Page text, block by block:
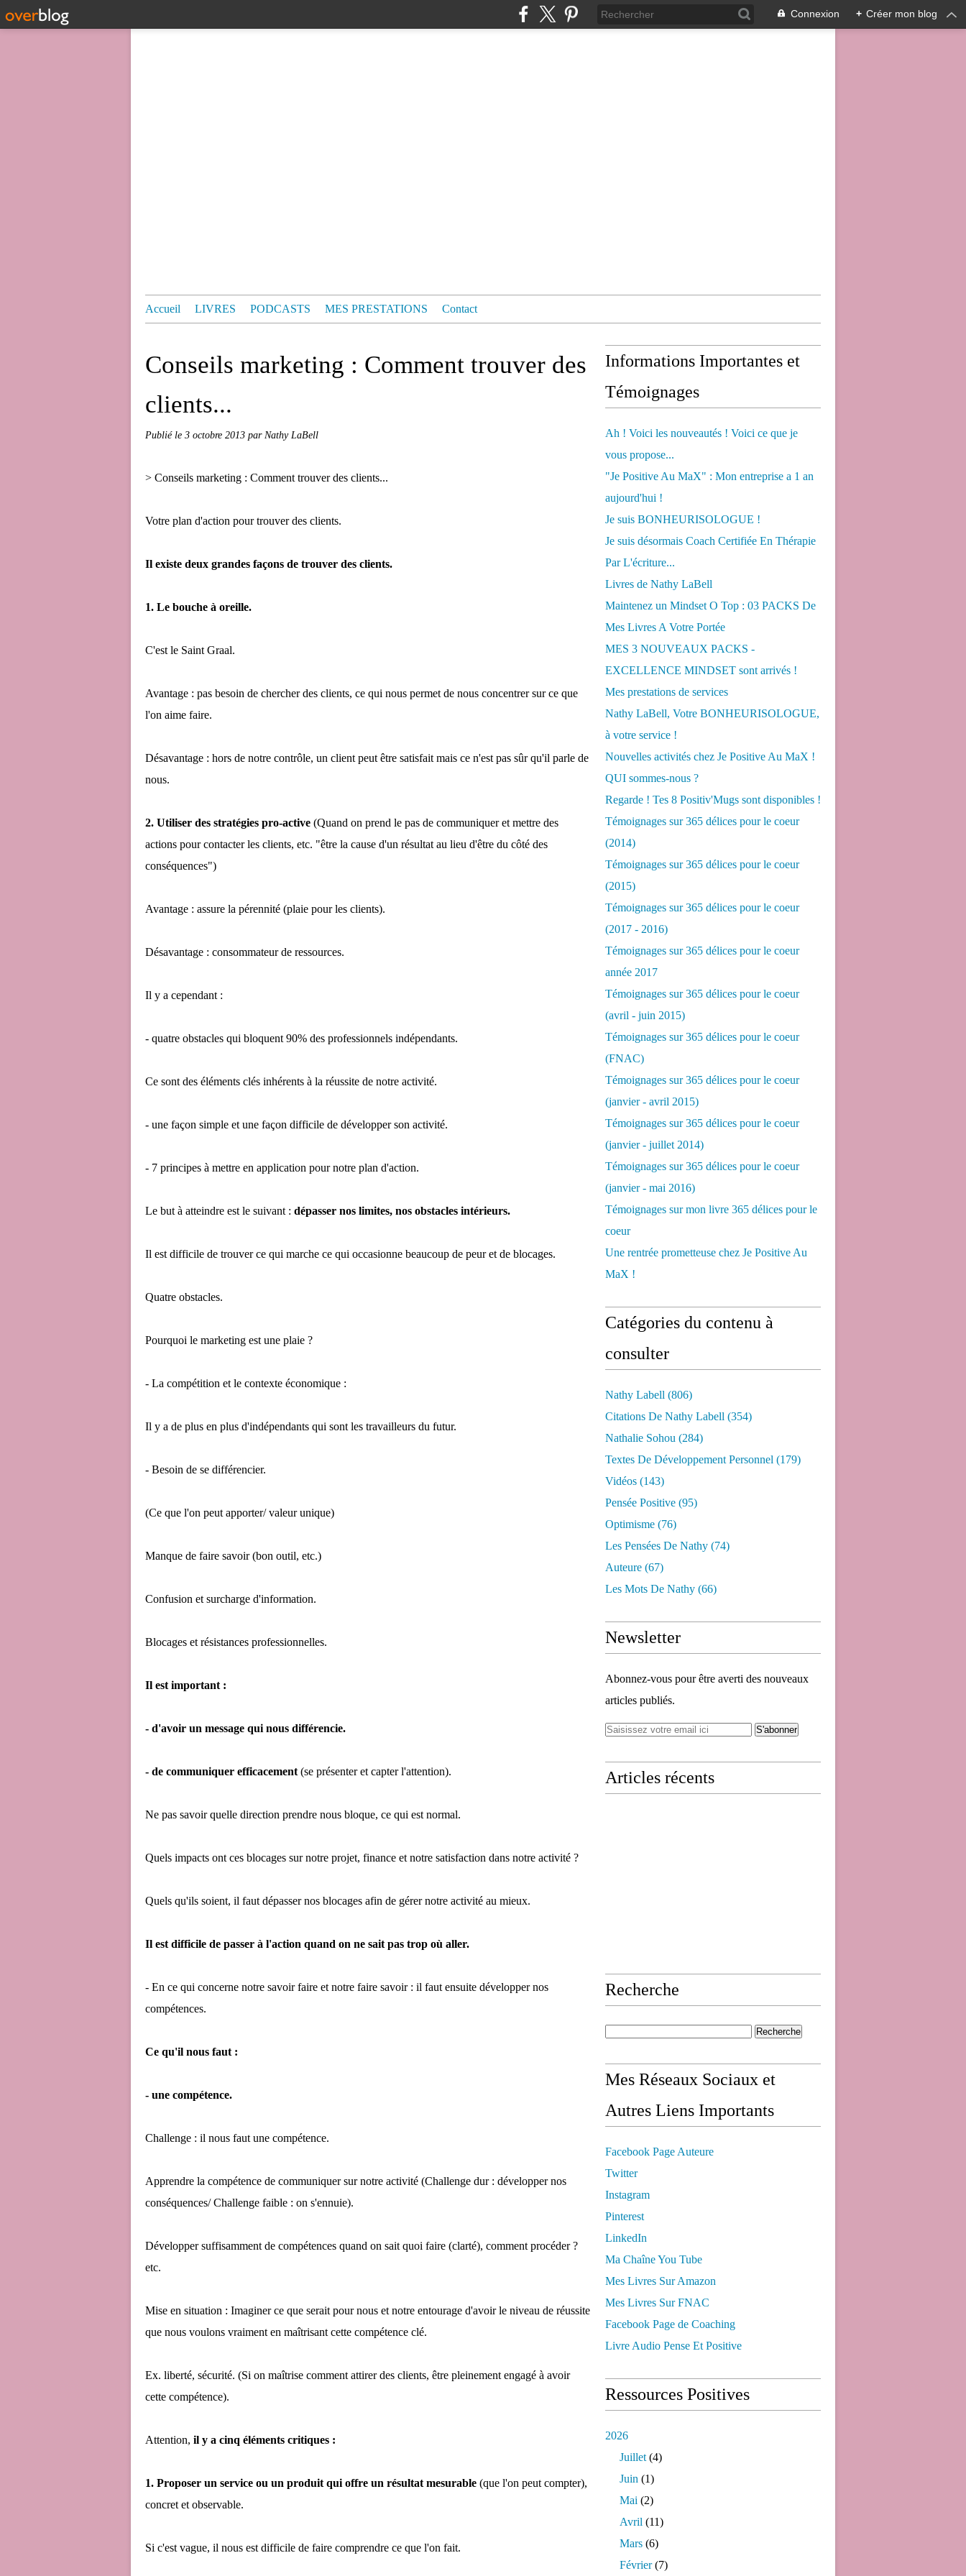
Connexion + Créer mon blog
Accueil LIVRES PODCASTS MES PRESTATIONS Contact
Conseils marketing : Comment trouver des
clients...
Publié le 3 octobre 2013 par Nathy LaBell
> Conseils marketing : Comment trouver des clients...
Votre plan d'action pour trouver des clients.
Il existe deux grandes façons de trouver des clients.
1. Le bouche à oreille.
C'est le Saint Graal.
Avantage : pas besoin de chercher des clients, ce qui nous permet de nous concentrer sur ce que
l'on aime faire.
Désavantage : hors de notre contrôle, un client peut être satisfait mais ce n'est pas sûr qu'il parle de
nous.
2. Utiliser des stratégies pro-active (Quand on prend le pas de communiquer et mettre des
actions pour contacter les clients, etc. "être la cause d'un résultat au lieu d'être du côté des
conséquences")
Avantage : assure la pérennité (plaie pour les clients).
Désavantage : consommateur de ressources.
Il y a cependant :
- quatre obstacles qui bloquent 90% des professionnels indépendants.
Ce sont des éléments clés inhérents à la réussite de notre activité.
- une façon simple et une façon difficile de développer son activité.
- 7 principes à mettre en application pour notre plan d'action.
Le but à atteindre est le suivant : dépasser nos limites, nos obstacles intérieurs.
Il est difficile de trouver ce qui marche ce qui occasionne beaucoup de peur et de blocages.
Quatre obstacles.
Pourquoi le marketing est une plaie ?
- La compétition et le contexte économique :
Il y a de plus en plus d'indépendants qui sont les travailleurs du futur.
- Besoin de se différencier.
(Ce que l'on peut apporter/ valeur unique)
Manque de faire savoir (bon outil, etc.)
Confusion et surcharge d'information.
Blocages et résistances professionnelles.
Il est important :
- d'avoir un message qui nous différencie.
- de communiquer efficacement (se présenter et capter l'attention).
Ne pas savoir quelle direction prendre nous bloque, ce qui est normal.
Quels impacts ont ces blocages sur notre projet, finance et notre satisfaction dans notre activité ?
Quels qu'ils soient, il faut dépasser nos blocages afin de gérer notre activité au mieux.
Il est difficile de passer à l'action quand on ne sait pas trop où aller.
- En ce qui concerne notre savoir faire et notre faire savoir : il faut ensuite développer nos
compétences.
Ce qu'il nous faut :
- une compétence.
Challenge : il nous faut une compétence.
Apprendre la compétence de communiquer sur notre activité (Challenge dur : développer nos
conséquences/ Challenge faible : on s'ennuie).
Développer suffisamment de compétences quand on sait quoi faire (clarté), comment procéder ?
etc.
Mise en situation : Imaginer ce que serait pour nous et notre entourage d'avoir le niveau de réussite
que nous voulons vraiment en maîtrisant cette compétence clé.
Ex. liberté, sécurité. (Si on maîtrise comment attirer des clients, être pleinement engagé à avoir
cette compétence).
Attention, il y a cinq éléments critiques :
1. Proposer un service ou un produit qui offre un résultat mesurable (que l'on peut compter),
concret et observable.
Si c'est vague, il nous est difficile de faire comprendre ce que l'on fait.
Informations Importantes et
Témoignages
Ah ! Voici les nouveautés ! Voici ce que je
vous propose...
"Je Positive Au MaX" : Mon entreprise a 1 an
aujourd'hui !
Je suis BONHEURISOLOGUE !
Je suis désormais Coach Certifiée En Thérapie
Par L'écriture...
Livres de Nathy LaBell
Maintenez un Mindset O Top : 03 PACKS De
Mes Livres A Votre Portée
MES 3 NOUVEAUX PACKS -
EXCELLENCE MINDSET sont arrivés !
Mes prestations de services
Nathy LaBell, Votre BONHEURISOLOGUE,
à votre service !
Nouvelles activités chez Je Positive Au MaX !
QUI sommes-nous ?
Regarde ! Tes 8 Positiv'Mugs sont disponibles !
Témoignages sur 365 délices pour le coeur
(2014)
Témoignages sur 365 délices pour le coeur
(2015)
Témoignages sur 365 délices pour le coeur
(2017 - 2016)
Témoignages sur 365 délices pour le coeur
année 2017
Témoignages sur 365 délices pour le coeur
(avril - juin 2015)
Témoignages sur 365 délices pour le coeur
(FNAC)
Témoignages sur 365 délices pour le coeur
(janvier - avril 2015)
Témoignages sur 365 délices pour le coeur
(janvier - juillet 2014)
Témoignages sur 365 délices pour le coeur
(janvier - mai 2016)
Témoignages sur mon livre 365 délices pour le
coeur
Une rentrée prometteuse chez Je Positive Au
MaX !
Catégories du contenu à
consulter
Nathy Labell (806)
Citations De Nathy Labell (354)
Nathalie Sohou (284)
Textes De Développement Personnel (179)
Vidéos (143)
Pensée Positive (95)
Optimisme (76)
Les Pensées De Nathy (74)
Auteure (67)
Les Mots De Nathy (66)
Newsletter
Abonnez-vous pour être averti des nouveaux
articles publiés.
Articles récents
Recherche
Mes Réseaux Sociaux et
Autres Liens Importants
Facebook Page Auteure
Twitter
Instagram
Pinterest
LinkedIn
Ma Chaîne You Tube
Mes Livres Sur Amazon
Mes Livres Sur FNAC
Facebook Page de Coaching
Livre Audio Pense Et Positive
Ressources Positives
2026
Juillet (4)
Juin (1)
Mai (2)
Avril (11)
Mars (6)
Février(7)